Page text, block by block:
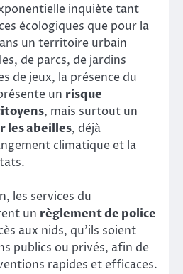
inquiète tant
écologiques que pour la
un territoire urbain
de parcs, de jardins
de jeux, la présence du
un risque
, mais surtout un
les abeilles, déjà
climatique et la
les services du
un règlement de police
aux nids, qu’ils soient
publics ou privés, afin de
rapides et efficaces.